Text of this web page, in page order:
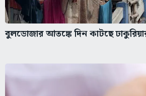
বুলডোজার আতঙ্কে দিন কাটছে